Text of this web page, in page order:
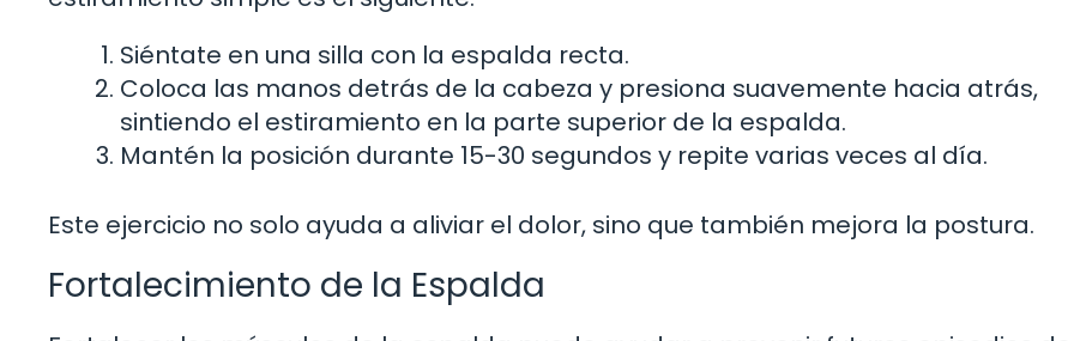
Siéntate en una silla con la espalda recta.
Coloca las manos detrás de la cabeza y presiona suavemente hacia atrás,
sintiendo el estiramiento en la parte superior de la espalda.
Mantén la posición durante 15-30 segundos y repite varias veces al día.
Este ejercicio no solo ayuda a aliviar el dolor, sino que también mejora la postura.
Fortalecimiento de la Espalda